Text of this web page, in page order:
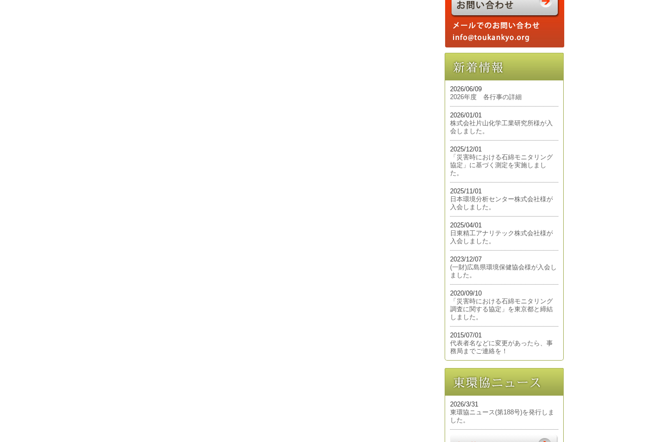
2026/06/09
2026年度 各行事の詳細
2026/01/01
株式会社片山化学工業研究所様が入
会しました。
2025/12/01
「災害時における石綿モニタリング
協定」に基づく測定を実施しまし
た。
2025/11/01
日本環境分析センター株式会社様が
入会しました。
2025/04/01
日東精工アナリテック株式会社様が
入会しました。
2023/12/07
(一財)広島県環境保健協会様が入会し
ました。
2020/09/10
「災害時における石綿モニタリング
調査に関する協定」を東京都と締結
しました。
2015/07/01
代表者名などに変更があったら、事
務局までご連絡を！
2026/3/31
東環協ニュース(第188号)を発行しま
した。